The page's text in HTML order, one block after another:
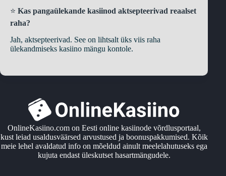
⭐ Kas pangaülekande kasiinod aktsepteerivad reaalset
raha?
Jah, aktsepteerivad. See on lihtsalt üks viis raha
ülekandmiseks kasiino mängu kontole.
OnlineKasiino.com on Eesti online kasiinode võrdlusportaal,
kust leiad usaldusväärsed arvustused ja boonuspakkumised. Kõik
meie lehel avaldatud info on mõeldud ainult meelelahutuseks ega
kujuta endast üleskutset hasartmängudele.